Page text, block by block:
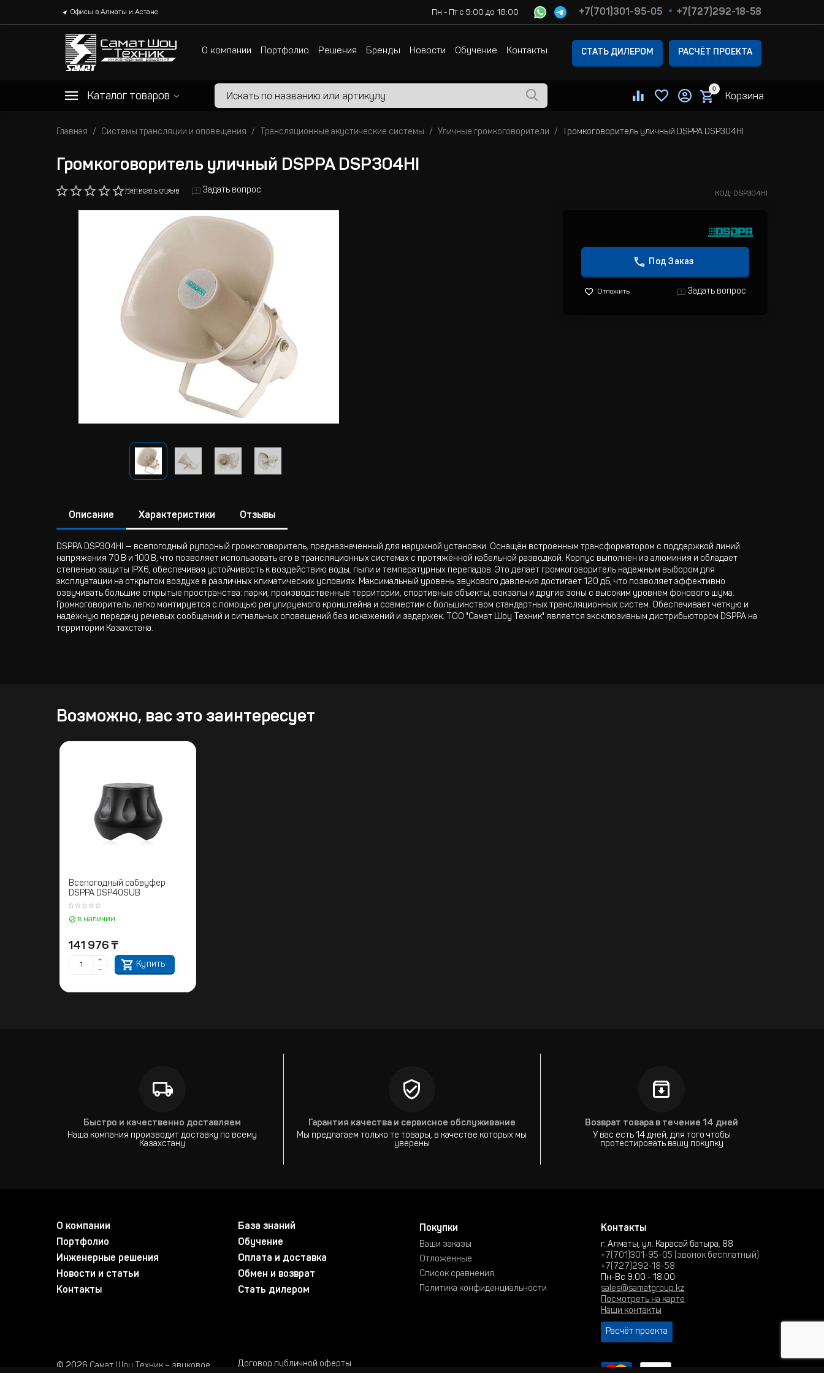
Офисы в Алматы и Астане Пн - Пт с 9:00 до 18:00 +7(701)301-95-05 +7(727)292-18-58
О компании Портфолио Решения Бренды Новости Обучение Контакты СТАТЬ ДИЛЕРОМ РАСЧЁТ ПРОЕКТА
Каталог товаров
0
Корзина
Главная Системы трансляции и оповещения Трансляционные акустические системы Уличные громкоговорители Громкоговоритель уличный DSPPA DSP304HI
Громкоговоритель уличный DSPPA DSP304HI
Написать отзыв Задать вопрос КОД: DSP304HI
Под Заказ
Отложить Задать вопрос
Описание Характеристики Отзывы
DSPPA DSP304HI — всепогодный рупорный громкоговоритель, предназначенный для наружной установки. Оснащён встроенным трансформатором с поддержкой линий
напряжения 70 В и 100 В, что позволяет использовать его в трансляционных системах с протяжённой кабельной разводкой. Корпус выполнен из алюминия и обладает
степенью защиты IPX6, обеспечивая устойчивость к воздействию воды, пыли и температурных перепадов. Это делает громкоговоритель надёжным выбором для
эксплуатации на открытом воздухе в различных климатических условиях. Максимальный уровень звукового давления достигает 120 дБ, что позволяет эффективно
озвучивать большие открытые пространства: парки, производственные территории, спортивные объекты, вокзалы и другие зоны с высоким уровнем фонового шума.
Громкоговоритель легко монтируется с помощью регулируемого кронштейна и совместим с большинством стандартных трансляционных систем. Обеспечивает чёткую и
надёжную передачу речевых сообщений и сигнальных оповещений без искажений и задержек. ТОО "Самат Шоу Техник" является эксклюзивным дистрибьютором DSPPA на
территории Казахстана.
Возможно, вас это заинтересует
Всепогодный сабвуфер
DSPPA DSP40SUB
в наличии
141 976 ₸
Купить
+
−
Быстро и качественно доставляем
Наша компания производит доставку по всему
Казахстану
Гарантия качества и сервисное обслуживание
Мы предлагаем только те товары, в качестве которых мы
уверены
Возврат товара в течение 14 дней
У вас есть 14 дней, для того чтобы
протестировать вашу покупку
О компании
Портфолио
Инженерные решения
Новости и статьи
Контакты
База знаний
Обучение
Оплата и доставка
Обмен и возврат
Стать дилером
Покупки
Ваши заказы
Отложенные
Список сравнения
Политика конфиденциальности
Контакты
г. Алматы, ул. Карасай батыра, 88
+7(701)301-95-05 (звонок бесплатный)
+7(727)292-18-58
Пн-Вс 9.00 - 18.00
sales@samatgroup.kz
Посмотреть на карте
Наши контакты
Расчёт проекта
© 2026 Самат Шоу Техник – звуковое,
Договор публичной оферты